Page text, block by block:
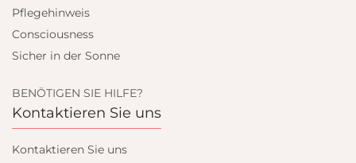
Pflegehinweis
Consciousness
Sicher in der Sonne
BENÖTIGEN SIE HILFE?
Kontaktieren Sie uns
Kontaktieren Sie uns